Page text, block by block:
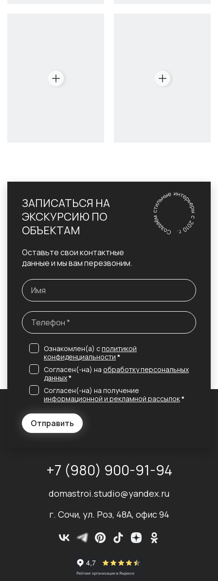
ЗАПИСАТЬСЯ НА
ЭКСКУРСИЮ ПО
ОБЪЕКТАМ
Оставьте свои контактные
данные и мы вам перезвоним.
Отправить
Ознакомлен(а) сполитикой
конфиденциальности *
Согласен(-на) на обработку персональных
данных*
Согласен(-на) на получение
информационной и рекламной рассылок*
+7 (980) 900-91-94
domastroi.studio@yandex.ru
г. Сочи, ул. Роз, 48А, офис 94